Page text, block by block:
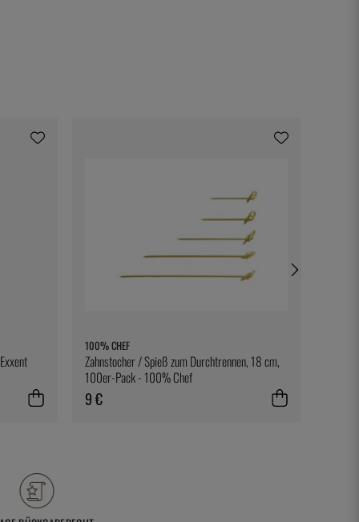
100% CHEF
Zahnstocher / Spieß zum Durchtrennen, 18 cm,
100er-Pack - 100% Chef
9 €